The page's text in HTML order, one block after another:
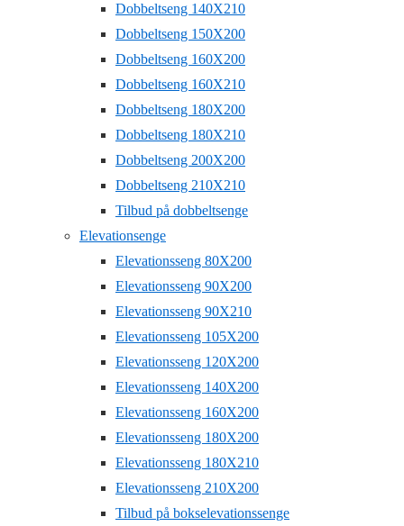
Dobbeltseng 140X210
Dobbeltseng 150X200
Dobbeltseng 160X200
Dobbeltseng 160X210
Dobbeltseng 180X200
Dobbeltseng 180X210
Dobbeltseng 200X200
Dobbeltseng 210X210
Tilbud på dobbeltsenge
Elevationsenge
Elevationsseng 80X200
Elevationsseng 90X200
Elevationsseng 90X210
Elevationsseng 105X200
Elevationsseng 120X200
Elevationsseng 140X200
Elevationsseng 160X200
Elevationsseng 180X200
Elevationsseng 180X210
Elevationsseng 210X200
Tilbud på bokselevationssenge